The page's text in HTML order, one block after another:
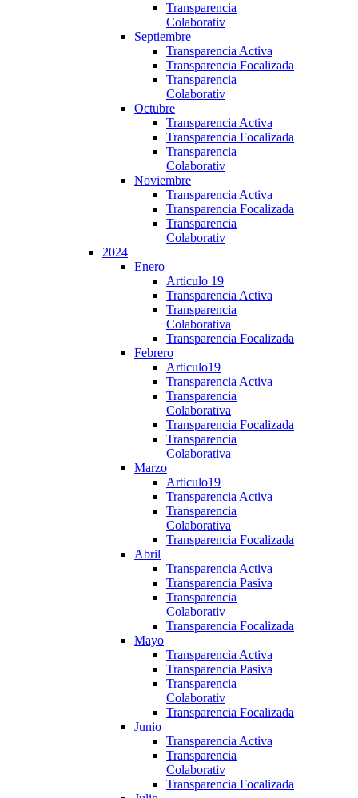
Transparencia
Colaborativ
Septiembre
Transparencia Activa
Transparencia Focalizada
Transparencia
Colaborativ
Octubre
Transparencia Activa
Transparencia Focalizada
Transparencia
Colaborativ
Noviembre
Transparencia Activa
Transparencia Focalizada
Transparencia
Colaborativ
2024
Enero
Articulo 19
Transparencia Activa
Transparencia
Colaborativa
Transparencia Focalizada
Febrero
Articulo19
Transparencia Activa
Transparencia
Colaborativa
Transparencia Focalizada
Transparencia
Colaborativa
Marzo
Articulo19
Transparencia Activa
Transparencia
Colaborativa
Transparencia Focalizada
Abril
Transparencia Activa
Transparencia Pasiva
Transparencia
Colaborativ
Transparencia Focalizada
Mayo
Transparencia Activa
Transparencia Pasiva
Transparencia
Colaborativ
Transparencia Focalizada
Junio
Transparencia Activa
Transparencia
Colaborativ
Transparencia Focalizada